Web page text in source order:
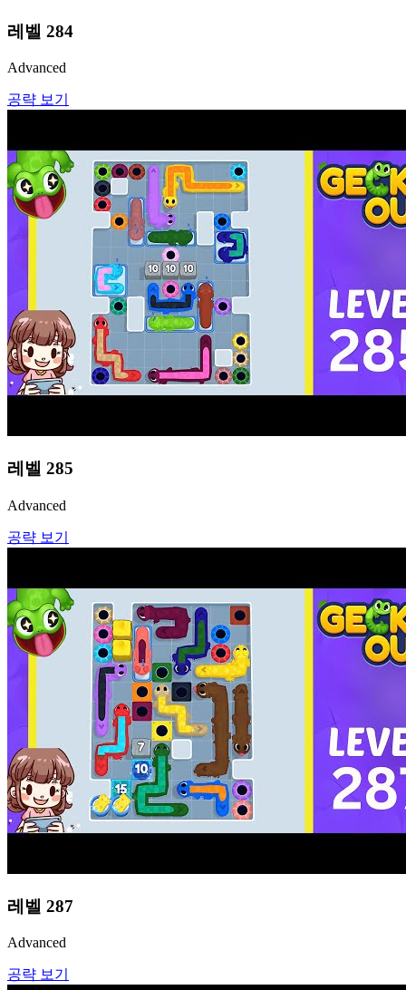
레벨 284
Advanced
공략 보기
레벨 285
Advanced
공략 보기
레벨 287
Advanced
공략 보기